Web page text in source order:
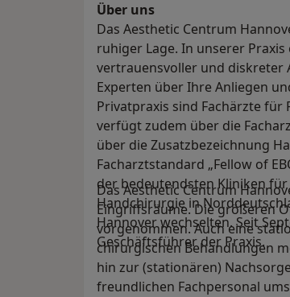
Über uns
Das Aesthetic Centrum
ruhiger Lage. In unserer
vertrauensvoller und diskreter
Experten über Ihre Anliegen
Privatpraxis sind Fachärzte für
verfügt zudem über die
über die Zusatzbezeichnung
Facharztstandard „Fellow of
der bedeutendsten Kliniken
Handchirurgie in
Hannover wechselten. Seit
Geschäftsführer der Praxis.
Das Aesthetic Centrum
Eingriffsräume. Die größeren
vorgenommen. Auch eine
chirurgischen Behandlungen
hin zur (stationären)
freundlichen Fachpersonal